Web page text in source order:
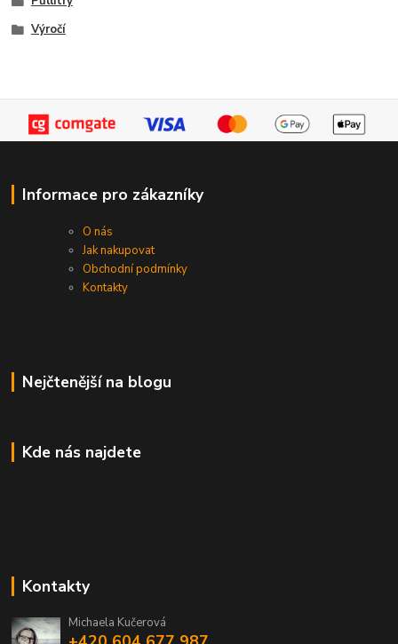
Výročí
Informace pro zákazníky
O nás
Jak nakupovat
Obchodní podmínky
Kontakty
Nejčtenější na blogu
Kde nás najdete
Kontakty
Michaela Kučerová